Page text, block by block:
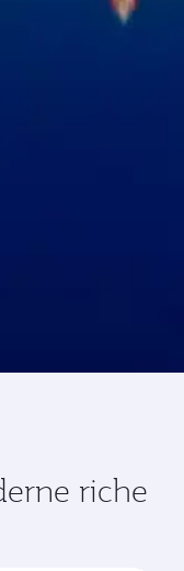
riche